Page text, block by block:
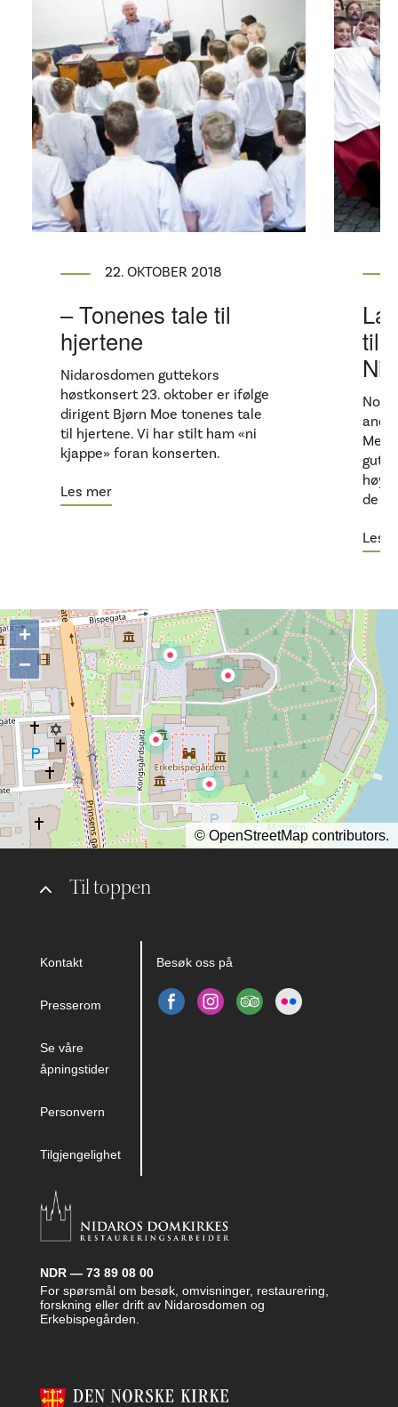
22. OKTOBER 2018
– Tonenes tale til
hjertene
Nidarosdomen guttekors
høstkonsert 23. oktober er ifølge
dirigent Bjørn Moe tonenes tale
til hjertene. Vi har stilt ham «ni
kjappe» foran konserten.
Les mer
til
Men,
de
Les
Til toppen
Kontakt
Presserom
Se våre
åpningstider
Personvern
Tilgjengelighet
Besøk oss på
NDR — 73 89 08 00
For spørsmål om besøk, omvisninger, restaurering,
forskning eller drift av Nidarosdomen og
Erkebispegården.
+
−
© OpenStreetMap contributors.